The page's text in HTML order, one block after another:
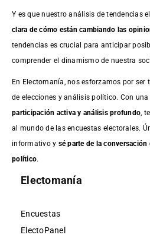
Y es que nuestro análisis de tendencias
clara de cómo están cambiando las
tendencias es crucial para anticipar
comprender el dinamismo de nuestra
En Electomanía, nos esforzamos por
de elecciones y análisis político. Con
participación activa y análisis profundo ,
al mundo de las encuestas electorales.
informativo y sé parte de la
político.
Electomanía
Encuestas
ElectoPanel